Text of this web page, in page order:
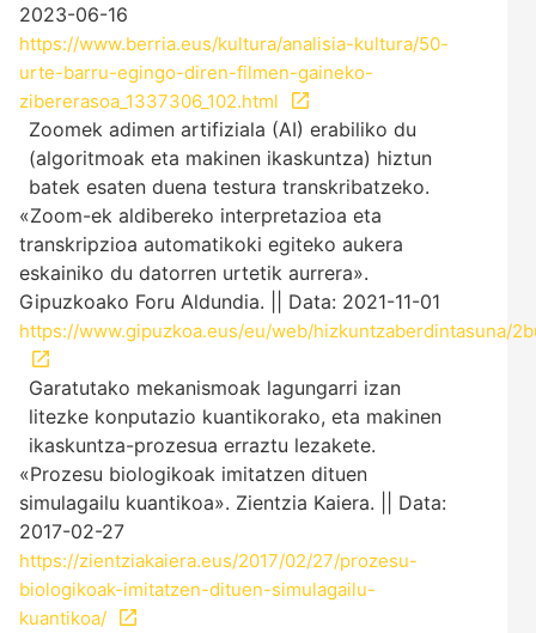
2023-06-16
https://www.berria.eus/kultura/analisia-kultura/50-
urte-barru-egingo-diren-filmen-gaineko-
zibererasoa_1337306_102.html
Zoomek adimen artifiziala (AI) erabiliko du
(algoritmoak eta makinen ikaskuntza) hiztun
batek esaten duena testura transkribatzeko.
«Zoom-ek aldibereko interpretazioa eta
transkripzioa automatikoki egiteko aukera
eskainiko du datorren urtetik aurrera».
Gipuzkoako Foru Aldundia. || Data: 2021-11-01
https://www.gipuzkoa.eus/eu/web/hizkuntzaberdintasuna/
Garatutako mekanismoak lagungarri izan
litezke konputazio kuantikorako, eta makinen
ikaskuntza-prozesua erraztu lezakete.
«Prozesu biologikoak imitatzen dituen
simulagailu kuantikoa». Zientzia Kaiera. || Data:
2017-02-27
https://zientziakaiera.eus/2017/02/27/prozesu-
biologikoak-imitatzen-dituen-simulagailu-
kuantikoa/